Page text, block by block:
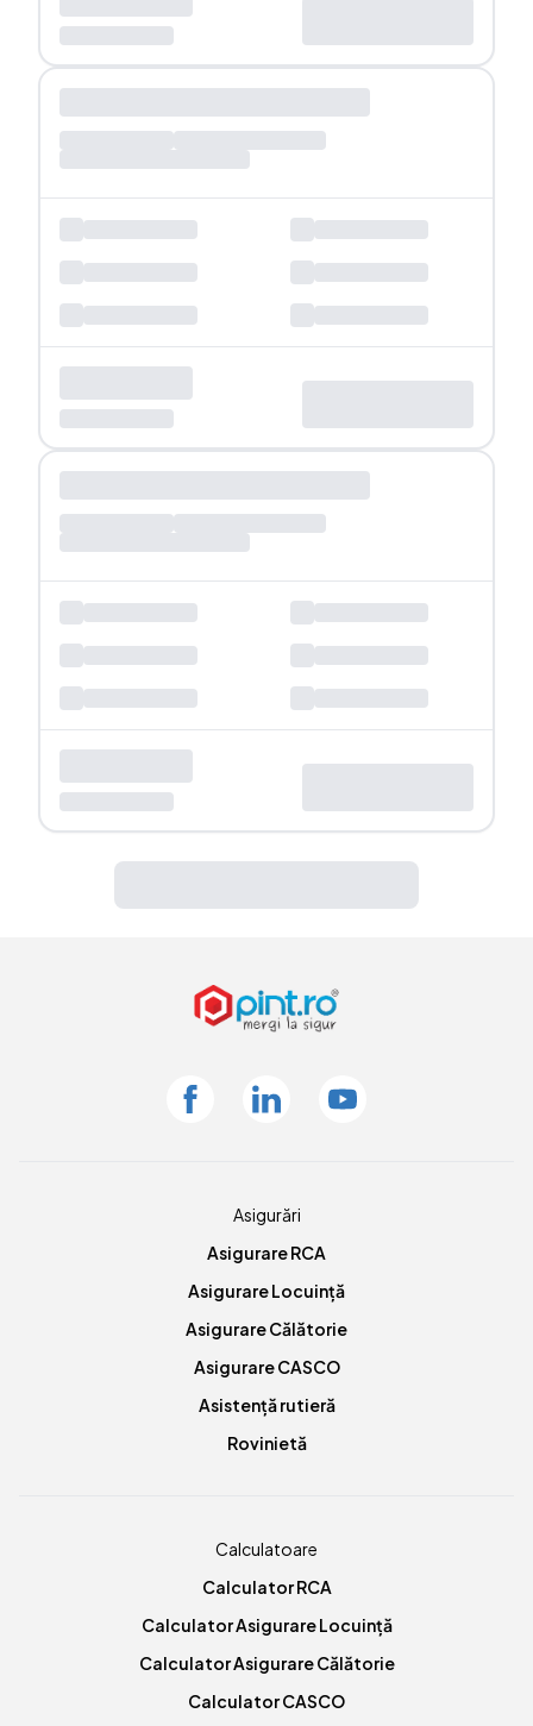
FacebookLinkedin Youtube
Asigurări
Asigurare RCA
Asigurare Locuință
Asigurare Călătorie
Asigurare CASCO
Asistență rutieră
Rovinietă
Calculatoare
Calculator RCA
Calculator Asigurare Locuință
Calculator Asigurare Călătorie
Calculator CASCO